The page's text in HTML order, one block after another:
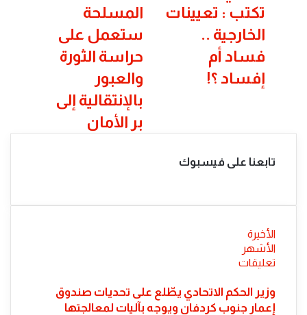
المسلحة
ستعمل
على
حراسة
الثورة
والعبور
بالإنتقالية
إلى
بر
الأمان
المسلحة
ستعمل على
حراسة الثورة
والعبور
بالإنتقالية إلى
بر الأمان
هنادي
الصديق
تكتب
تعيينات
الخارجية
إفساد
تكتب : تعيينات
الخارجية ..
فساد أم
إفساد ؟!
تابعنا على فيسبوك
الأخيرة
الأشهر
تعليقات
​وزير الحكم الاتحادي يطّلع على تحديات صندوق
إعمار جنوب كردفان ويوجه بآليات لمعالجتها